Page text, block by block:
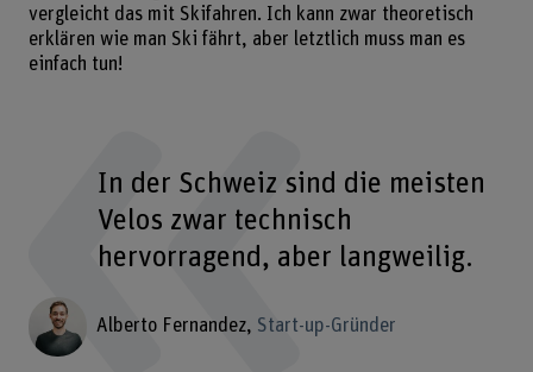
vergleicht das mit Skifahren. Ich kann zwar theoretisch
erklären wie man Ski fährt, aber letztlich muss man es
einfach tun!
In der Schweiz sind die meisten
Velos zwar technisch
hervorragend, aber langweilig.
Alberto Fernandez Start-up-Gründer